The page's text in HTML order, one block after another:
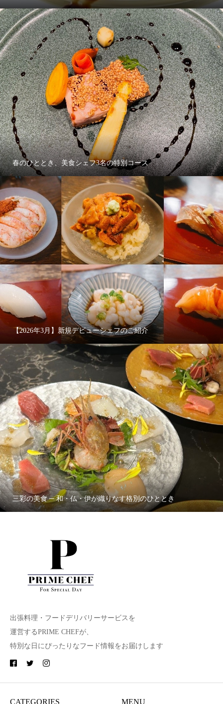
春のひととき、美食シェフ3名の特別コース
【2026年3月】新規デビューシェフのご紹介
三彩の美食 ─ 和・仏・伊が織りなす格別のひととき
出張料理・フードデリバリーサービスを
運営するPRIME CHEFが、
特別な日にぴったりなフード情報をお届けします
CATEGORIES MENU